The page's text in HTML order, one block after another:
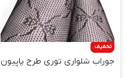
تخفیف
جوراب شلواری توری طرح پاپیون